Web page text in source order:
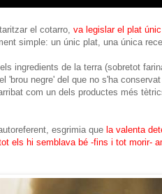
el cotarro, va legislar el plat
simple: un únic plat, una única
ingredients de la terra (sobretot
'brou negre' del que no s'ha
com un dels productes més
esgrimia que la valenta
els hi semblava bé -fins i tot morir-